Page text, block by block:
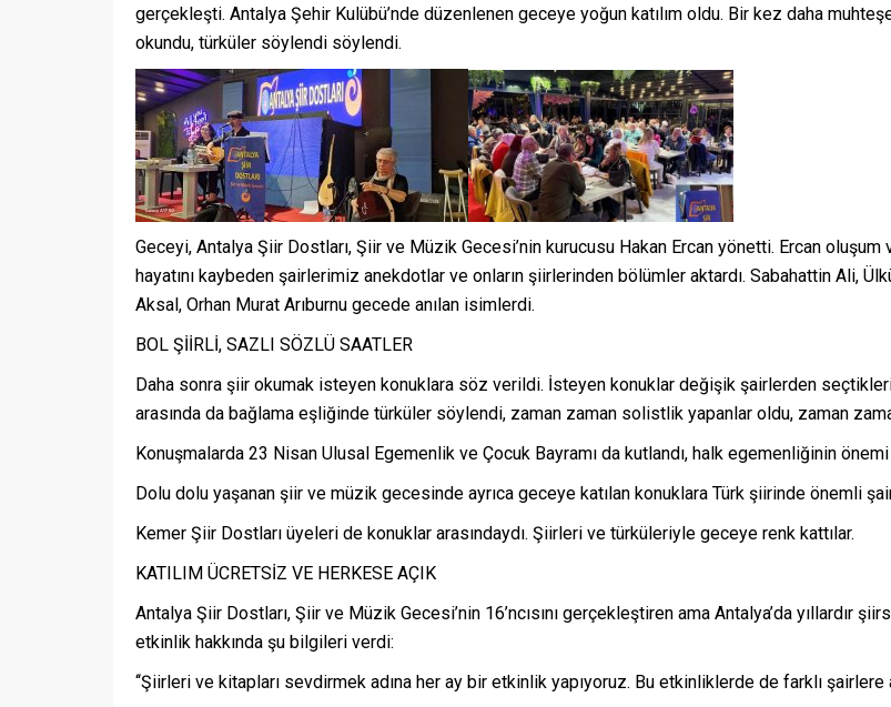
gerçekleşti. Antalya Şehir Kulübü’nde düzenlenen geceye yoğun katılım oldu. Bir kez daha
okundu, türküler söylendi söylendi.
Geceyi, Antalya Şiir Dostları, Şiir ve Müzik Gecesi’nin kurucusu Hakan Ercan yönetti. Ercan
hayatını kaybeden şairlerimiz anekdotlar ve onların şiirlerinden bölümler aktardı. Sabahattin Ali,
Aksal, Orhan Murat Arıburnu gecede anılan isimlerdi.
BOL ŞİİRLİ, SAZLI SÖZLÜ SAATLER
Daha sonra şiir okumak isteyen konuklara söz verildi. İsteyen konuklar değişik şairlerden
arasında da bağlama eşliğinde türküler söylendi, zaman zaman solistlik yapanlar oldu, zaman
Konuşmalarda 23 Nisan Ulusal Egemenlik ve Çocuk Bayramı da kutlandı, halk egemenliğinin önemi
Dolu dolu yaşanan şiir ve müzik gecesinde ayrıca geceye katılan konuklara Türk şiirinde önemli
Kemer Şiir Dostları üyeleri de konuklar arasındaydı. Şiirleri ve türküleriyle geceye renk kattılar.
KATILIM ÜCRETSİZ VE HERKESE AÇIK
Antalya Şiir Dostları, Şiir ve Müzik Gecesi’nin 16’ncısını gerçekleştiren ama Antalya’da yıllardır
etkinlik hakkında şu bilgileri verdi:
‘‘Şiirleri ve kitapları sevdirmek adına her ay bir etkinlik yapıyoruz. Bu etkinliklerde de farklı